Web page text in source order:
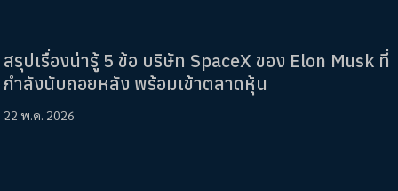
สรุปเรื่องน่ารู้ 5 ข้อ บริษัท SpaceX ของ Elon Musk ที่
กำลังนับถอยหลัง พร้อมเข้าตลาดหุ้น
22 พ.ค. 2026